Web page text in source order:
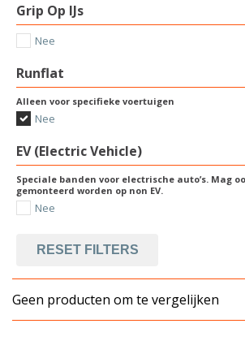
Grip Op IJs
Nee
Runflat
Alleen voor specifieke voertuigen
Nee
EV (Electric Vehicle)
Speciale banden voor electrische auto’s. Mag
gemonteerd worden op non EV.
Nee
RESET FILTERS
Geen producten om te vergelijken